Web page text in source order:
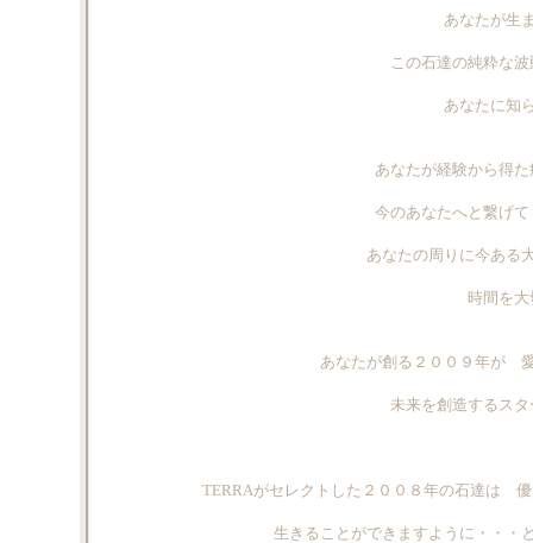
あなたが生
この石達の純粋な
あなたに知
あなたが経験から得
今のあなたへと繋げ
あなたの周りに今ある
時間を
あなたが創る２００９年が
未来を創造するス
TERRAがセレクトした２００８年の石達は
生きることができますように・・・